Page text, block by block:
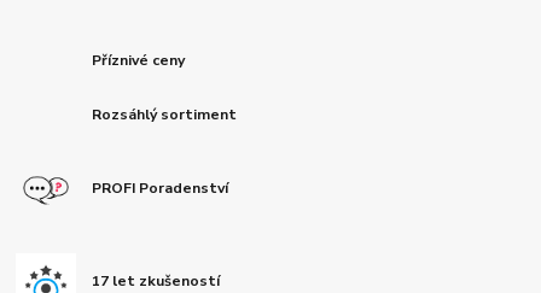
Příznivé ceny
Rozsáhlý sortiment
PROFI Poradenství
17 let zkušeností